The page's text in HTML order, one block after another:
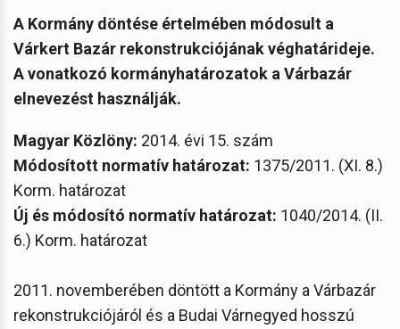
A Kormány döntése értelmében módosult a
Várkert Bazár rekonstrukciójának véghatárideje.
A vonatkozó kormányhatározatok a Várbazár
elnevezést használják.
Magyar Közlöny: 2014. évi 15. szám
Módosított normatív határozat: 1375/2011. (XI. 8.)
Korm. határozat
Új és módosító normatív határozat: 1040/2014. (II.
6.) Korm. határozat
2011. novemberében döntött a Kormány a Várbazár
rekonstrukciójáról és a Budai Várnegyed hosszú